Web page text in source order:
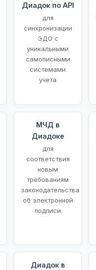
Диадок по API
для
синхронизации
ЭДО с
уникальными
самописными
системами
учета
МЧД в
Диадоке
для
соответствия
новым
требованиям
законодательства
об электронной
подписи
Диадок в